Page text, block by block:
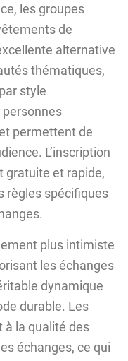
les groupes
de
alternative
thématiques,
style
permettent de
L’inscription
gratuite et rapide,
règles spécifiques
plus intimiste
les échanges
dynamique
durable. Les
à la qualité des
échanges, ce qui